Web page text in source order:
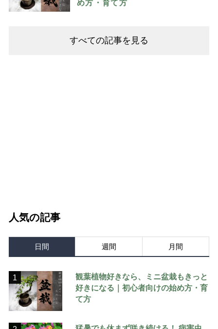
め方・育て方
すべての記事を見る
人気の記事
日間 週間 月間
1
観葉植物好きなら、ミニ盆栽もきっと
好きになる｜初心者向けの始め方・育
て方